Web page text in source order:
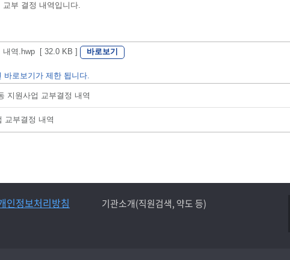
부 결정 내역입니다.
내역.hwp [ 32.0 KB ] 바로보기
로보기가 제한 됩니다.
지원사업 교부결정 내역
교부결정 내역
인정보처리방침
기관소개(직원검색, 약도 등)